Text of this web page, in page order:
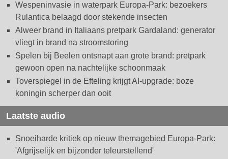
Wespeninvasie in waterpark Europa-Park: bezoekers
Rulantica belaagd door stekende insecten
Alweer brand in Italiaans pretpark Gardaland: generator
vliegt in brand na stroomstoring
Spelen bij Beelen ontsnapt aan grote brand: pretpark
gewoon open na nachtelijke schoonmaak
Toverspiegel in de Efteling krijgt AI-upgrade: boze
koningin scherper dan ooit
Laatste audio
Snoeiharde kritiek op nieuw themagebied Europa-Park:
'Afgrijselijk en bijzonder teleurstellend'